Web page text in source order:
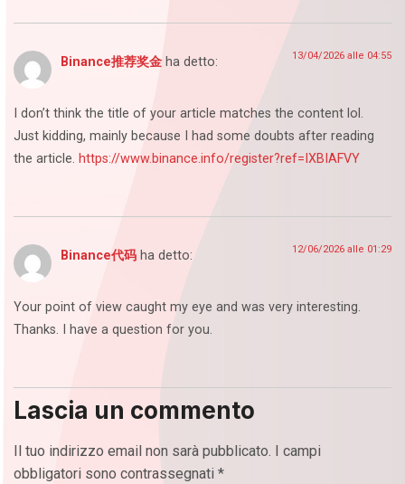
Binance推荐奖金 ha detto: 13/04/2026 alle 04:55
I don’t think the title of your article matches the content lol.
Just kidding, mainly because I had some doubts after reading
the article. https://www.binance.info/register?ref=IXBIAFVY
Binance代码 ha detto: 12/06/2026 alle 01:29
Your point of view caught my eye and was very interesting.
Thanks. I have a question for you.
Lascia un commento
Il tuo indirizzo email non sarà pubblicato.
I campi
obbligatori sono contrassegnati *